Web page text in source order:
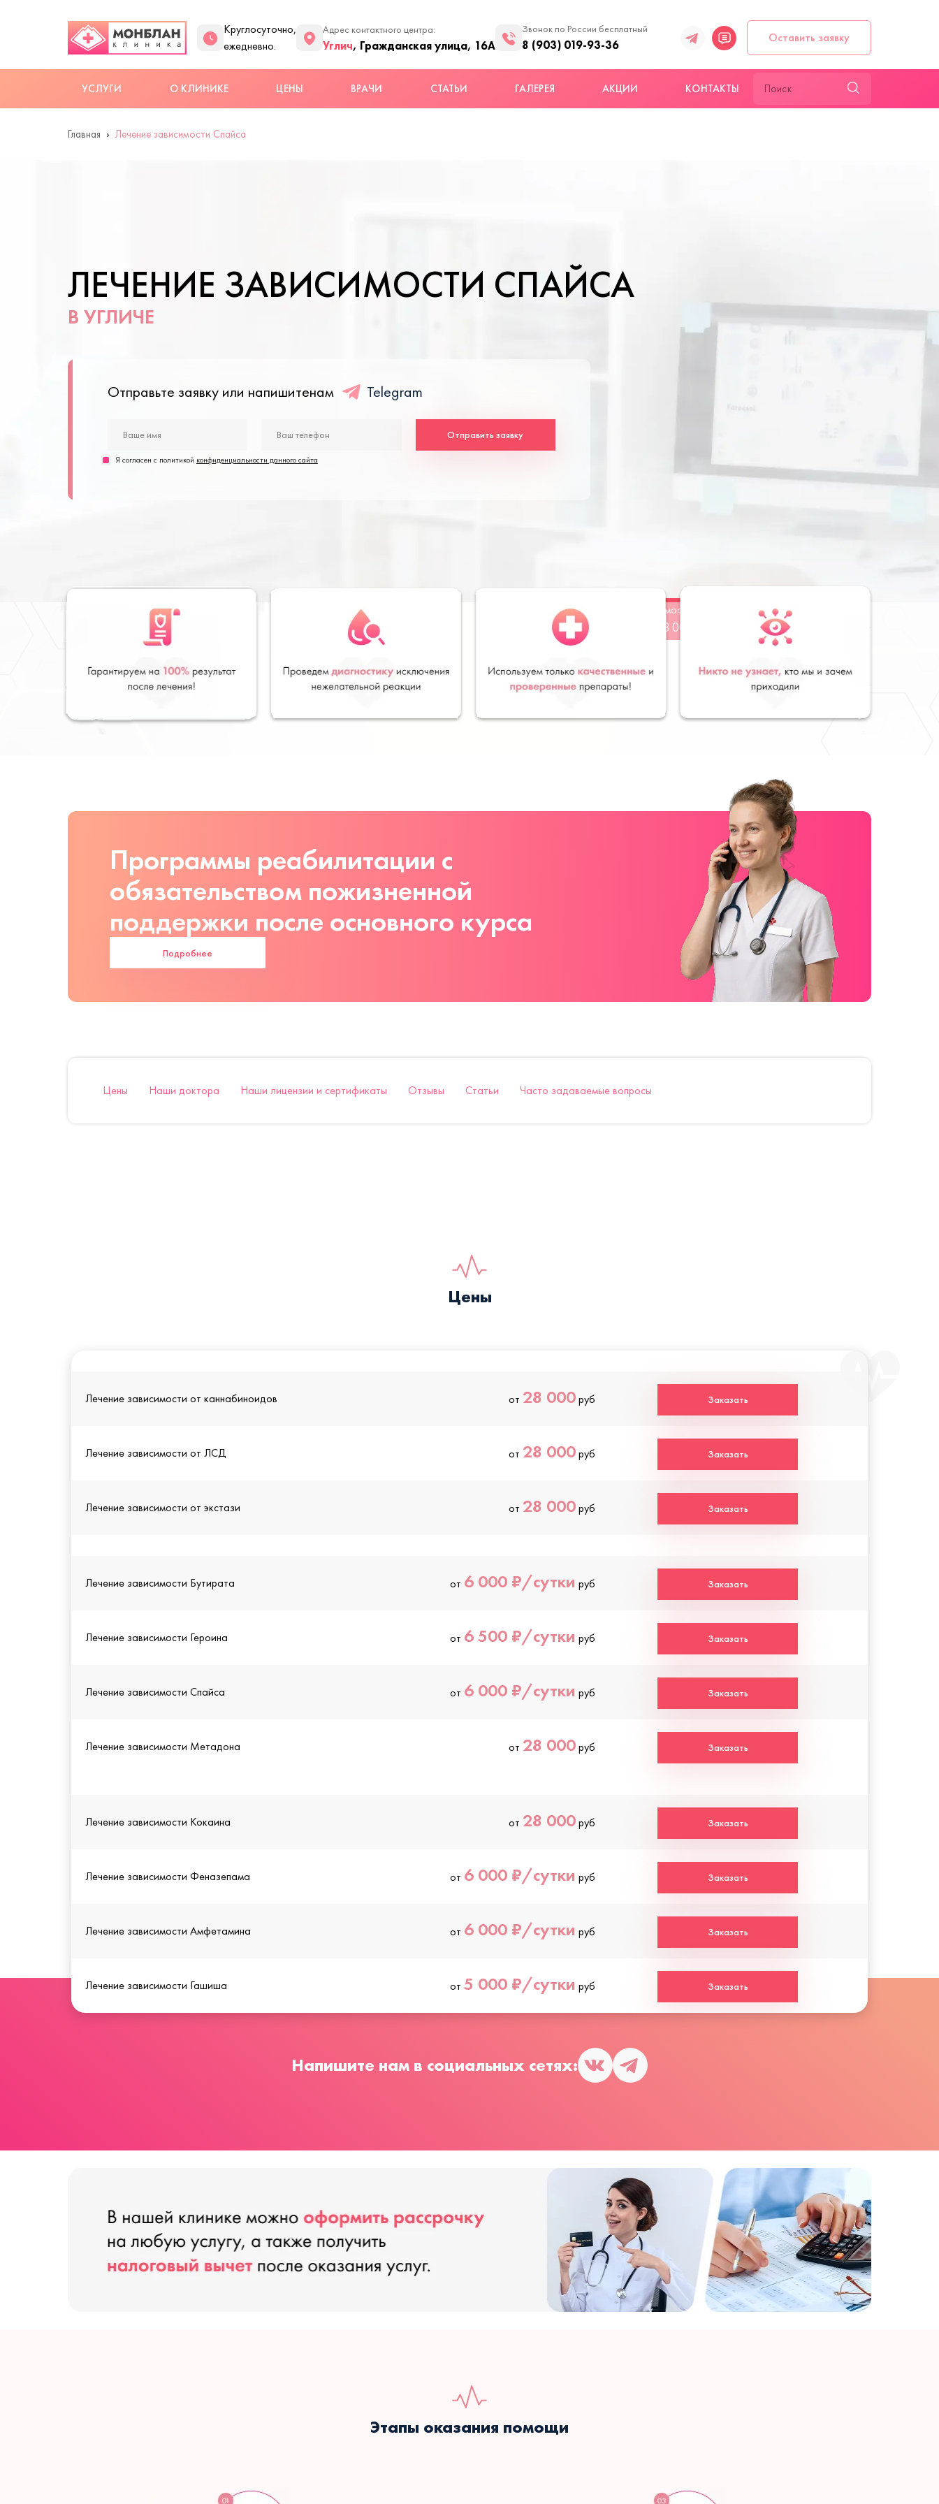
Круглосуточно,
ежедневно.
Адрес контактного центра:
Углич, Гражданская улица, 16А
Звонок по России бесплатный
8 (903) 019-93-36
Оставить заявку
УСЛУГИ О КЛИНИКЕ ЦЕНЫ ВРАЧИ СТАТЬИ ГАЛЕРЕЯ АКЦИИ КОНТАКТЫ
Главная Лечение зависимости Спайса
ЛЕЧЕНИЕ ЗАВИСИМОСТИ СПАЙСА
В УГЛИЧЕ
Отправьте заявку или напишитенам Telegram
Отправить заявку
Я согласен с политикой конфиденциальности данного сайта
Стоимость
от 28 000
Заказать
Программы реабилитации с
обязательством пожизненной
поддержки после основного курса
Подробнее
Цены Наши доктора Наши лицензии и сертификаты Отзывы Статьи Часто задаваемые вопросы
Цены
Лечение зависимости от каннабиноидов от 28 000руб Заказать
Лечение зависимости от ЛСД от 28 000руб Заказать
Лечение зависимости от экстази от 28 000руб Заказать
Лечение зависимости Бутирата от 6 000 ₽/сутки руб Заказать
Лечение зависимости Героина от 6 500 ₽/сутки руб Заказать
Лечение зависимости Спайса от 6 000 ₽/сутки руб Заказать
Лечение зависимости Метадона от 28 000руб Заказать
Лечение зависимости Кокаина от 28 000руб Заказать
Лечение зависимости Феназепама от 6 000 ₽/сутки руб Заказать
Лечение зависимости Амфетамина от 6 000 ₽/сутки руб Заказать
Лечение зависимости Гашиша от 5 000 ₽/сутки руб Заказать
Напишите нам в социальных сетях:
Этапы оказания помощи